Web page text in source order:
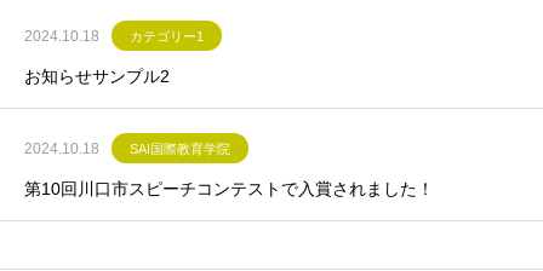
2024.10.18 カテゴリー1
お知らせサンプル2
2024.10.18 SAI国際教育学院
第10回川口市スピーチコンテストで入賞されました！